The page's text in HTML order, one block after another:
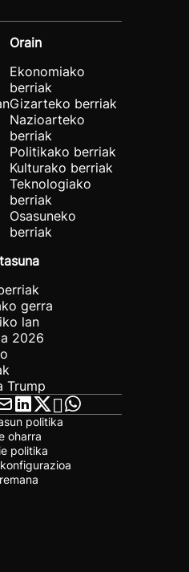
Orain
Ekonomiako
berriak
Gizarteko berriak
Nazioarteko
berriak
Politikako berriak
Kulturako berriak
Teknologiako
berriak
Osasuneko
berriak
gerra
lan
2026
Trump
politika
oharra
politika